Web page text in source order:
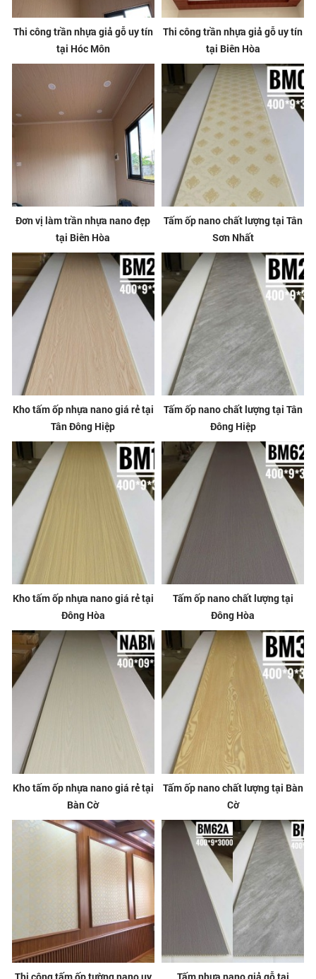
Thi công trần nhựa giả gỗ uy tín
tại Hóc Môn
Thi công trần nhựa giả gỗ uy tín
tại Biên Hòa
Đơn vị làm trần nhựa nano đẹp
tại Biên Hòa
Tấm ốp nano chất lượng tại Tân
Sơn Nhất
Kho tấm ốp nhựa nano giá rẻ tại
Tân Đông Hiệp
Tấm ốp nano chất lượng tại Tân
Đông Hiệp
Kho tấm ốp nhựa nano giá rẻ tại
Đông Hòa
Tấm ốp nano chất lượng tại
Đông Hòa
Kho tấm ốp nhựa nano giá rẻ tại
Bàn Cờ
Tấm ốp nano chất lượng tại Bàn
Cờ